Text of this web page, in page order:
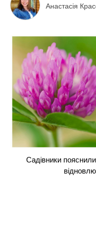
Анастасія
Садівники